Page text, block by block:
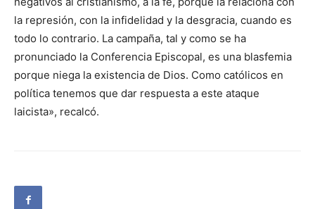
la represión, con la infidelidad y la desgracia, cuando es
todo lo contrario. La campaña, tal y como se ha
pronunciado la Conferencia Episcopal, es una blasfemia
porque niega la existencia de Dios. Como católicos en
política tenemos que dar respuesta a este ataque
laicista», recalcó.